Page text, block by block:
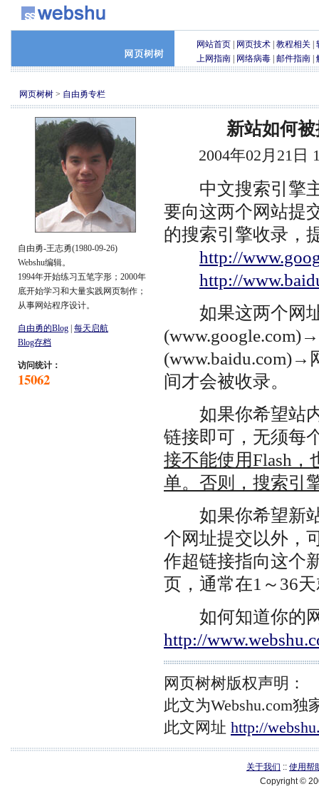
网站首页 网页技术 教程相关
上网指南
网络病毒 邮件指南
网页树树 > 自由勇专栏
自由勇-王志勇(1980-09-26)
Webshu编辑。
1994年开始练习五笔字形；2000年
底开始学习和大量实践网页制作；
从事网站程序设计。
自由勇的Blog 每天启航
Blog存档
访问统计：
15062
新站如何
2004年02月21
中文搜索引擎主
要向这两个网站提
的搜索引擎收录，
http://
http://
如果这两个网址
(www.baidu.com)→
间才会被收录。
如果你希望站内
链接即可，无须每
接不能使用Flash，
单。否则，搜索引
如果你希望新站
个网址提交以外，
作超链接指向这个
页，通常在1～36
如何知道你的网
http://
网页树树版权声明：
此文为Webshu.com
此文网址 http://
关于我们 :: 使用帮
Copyright ©